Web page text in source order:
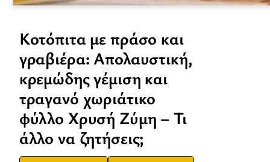
Κοτόπιτα με πράσο και
γραβιέρα: Απολαυστική,
κρεμώδης γέμιση και
τραγανό χωριάτικο
φύλλο Χρυσή Ζύμη – Τι
άλλο να ζητήσεις;